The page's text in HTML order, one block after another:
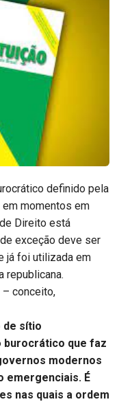
definido pela
momentos em
Direito está
exceção deve ser
já foi utilizada em
republicana.
conceito,
de sítio
burocrático que faz
modernos
emergenciais. É
nas quais a ordem